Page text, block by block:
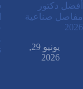
أفضل دكتور
مفاصل صناعية
2026
يونيو 29,
2026